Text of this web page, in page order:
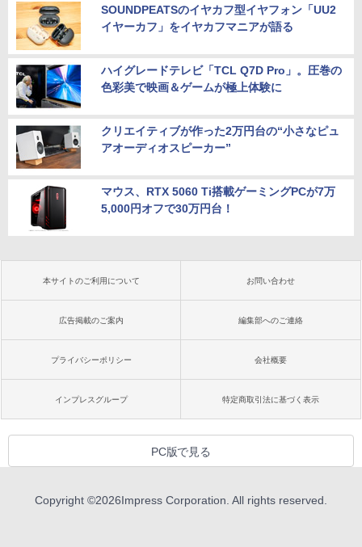
速NVMe式256GB-SSD/ カメラ/ 無線Wi-
Fi6/ Office付き/ Win11【中古ノートパソ
コン 中古パソコン 中古PC】税込送料無
￥34,990
SOUNDPEATSのイヤカフ型イヤフォン「UU2
イヤーカフ」をイヤカフマニアが語る
ハイグレードテレビ「TCL Q7D Pro」。圧巻の
色彩美で映画＆ゲームが極上体験に
クリエイティブが作った2万円台の“小さなピュ
アオーディオスピーカー”
マウス、RTX 5060 Ti搭載ゲーミングPCが7万
5,000円オフで30万円台！
本サイトのご利用について お問い合わせ
広告掲載のご案内 編集部へのご連絡
プライバシーポリシー 会社概要
インプレスグループ 特定商取引法に基づく表示
PC版で見る
Copyright ©2026Impress Corporation. All rights reserved.